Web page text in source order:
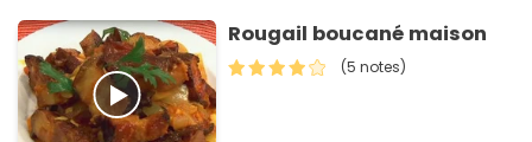
Rougail boucané maison
(5 notes)